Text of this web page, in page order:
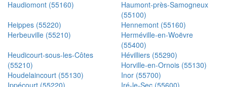
Haudiomont (55160)
Haumont-près-Samogneux
(55100)
Heippes (55220)
Hennemont (55160)
Herbeuville (55210)
Herméville-en-Woëvre
(55400)
Heudicourt-sous-les-Côtes
(55210)
Hévilliers (55290)
Horville-en-Ornois (55130)
Houdelaincourt (55130)
Inor (55700)
Ippécourt (55220)
Iré-le-Sec (55600)